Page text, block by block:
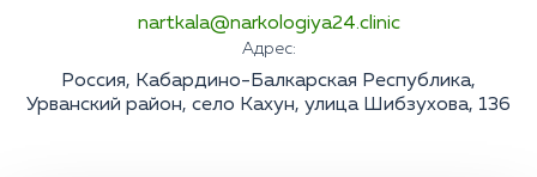
nartkala@narkologiya24.clinic
Адрес:
Россия, Кабардино-Балкарская Республика,
Урванский район, село Кахун, улица Шибзухова, 136